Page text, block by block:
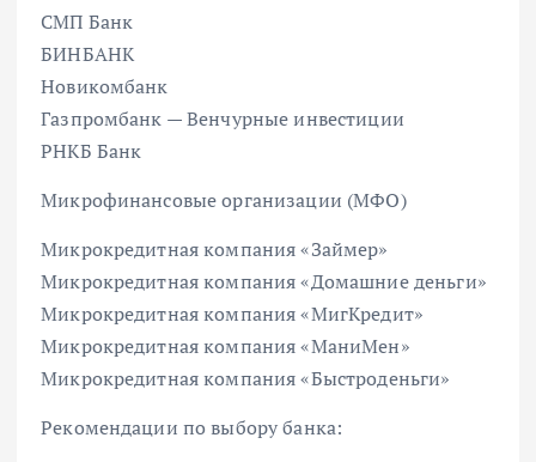
СМП Банк
БИНБАНК
Новикомбанк
Газпромбанк — Венчурные инвестиции
РНКБ Банк
Микрофинансовые организации (МФО)
Микрокредитная компания «Займер»
Микрокредитная компания «Домашние деньги»
Микрокредитная компания «МигКредит»
Микрокредитная компания «МаниМен»
Микрокредитная компания «Быстроденьги»
Рекомендации по выбору банка: